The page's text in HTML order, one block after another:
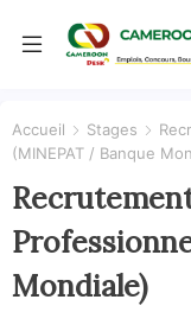
Accueil Stages
(MINEPAT / Banque
Mondiale)